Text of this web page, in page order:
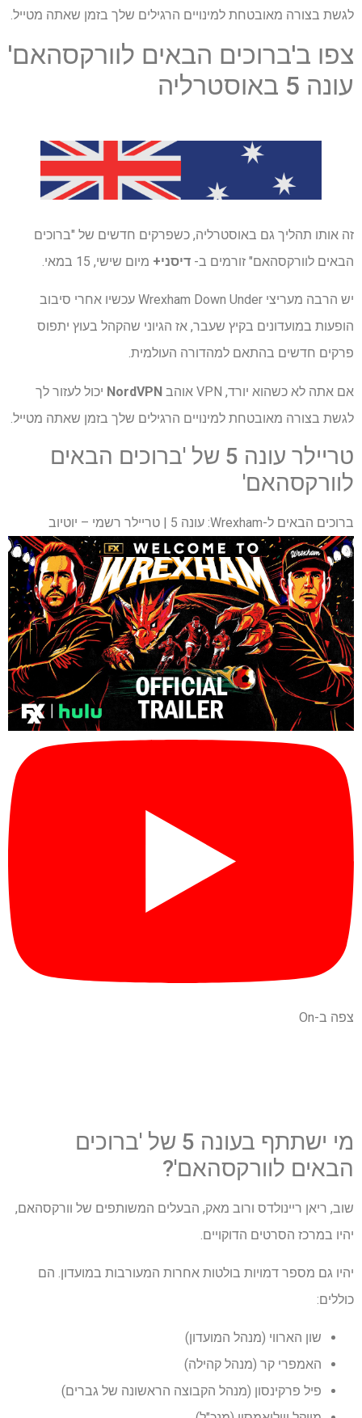
לגשת בצורה מאובטחת למינויים הרגילים שלך בזמן שאתה מטייל.
צפו ב'ברוכים הבאים לוורקסהאם'
עונה 5 באוסטרליה
זה אותו תהליך גם באוסטרליה, כשפרקים חדשים של "ברוכים
הבאים לוורקסהאם" זורמים ב- דיסני+ מיום שישי, 15 במאי.
יש הרבה מעריצי Wrexham Down Under עכשיו אחרי סיבוב
הופעות במועדונים בקיץ שעבר, אז הגיוני שהקהל בעוץ יתפוס
פרקים חדשים בהתאם למהדורה העולמית.
אם אתה לא כשהוא יורד, VPN אוהב NordVPN יכול לעזור לך
לגשת בצורה מאובטחת למינויים הרגילים שלך בזמן שאתה מטייל.
טריילר עונה 5 של 'ברוכים הבאים
לוורקסהאם'
ברוכים הבאים ל-Wrexham: עונה 5 | טריילר רשמי – יוטיוב
צפה ב-On
מי ישתתף בעונה 5 של 'ברוכים
הבאים לוורקסהאם'?
שוב, ריאן ריינולדס ורוב מאק, הבעלים המשותפים של וורקסהאם,
יהיו במרכז הסרטים הדוקויים.
יהיו גם מספר דמויות בולטות אחרות המעורבות במועדון. הם
כוללים:
שון הארווי (מנהל המועדון)
האמפרי קר (מנהל קהילה)
פיל פרקינסון (מנהל הקבוצה הראשונה של גברים)